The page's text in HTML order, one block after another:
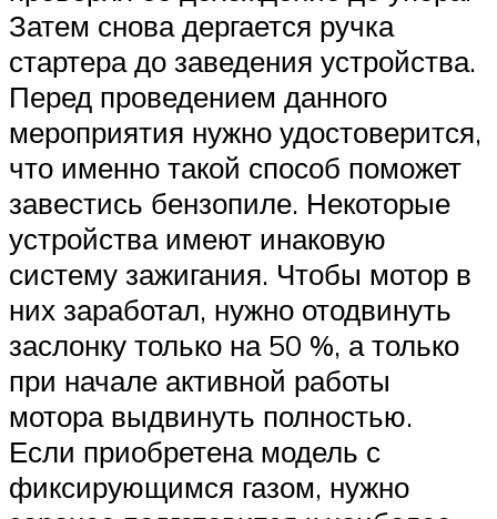
Затем снова дергается ручка
стартера до заведения устройства.
Перед проведением данного
мероприятия нужно удостоверится,
что именно такой способ поможет
завестись бензопиле. Некоторые
устройства имеют инаковую
систему зажигания. Чтобы мотор в
них заработал, нужно отодвинуть
заслонку только на 50 %, а только
при начале активной работы
мотора выдвинуть полностью.
Если приобретена модель с
фиксирующимся газом, нужно